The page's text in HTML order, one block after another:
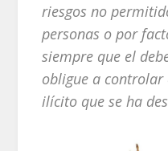
riesgos no
personas o por
siempre que el
obligue a
ilícito que se ha